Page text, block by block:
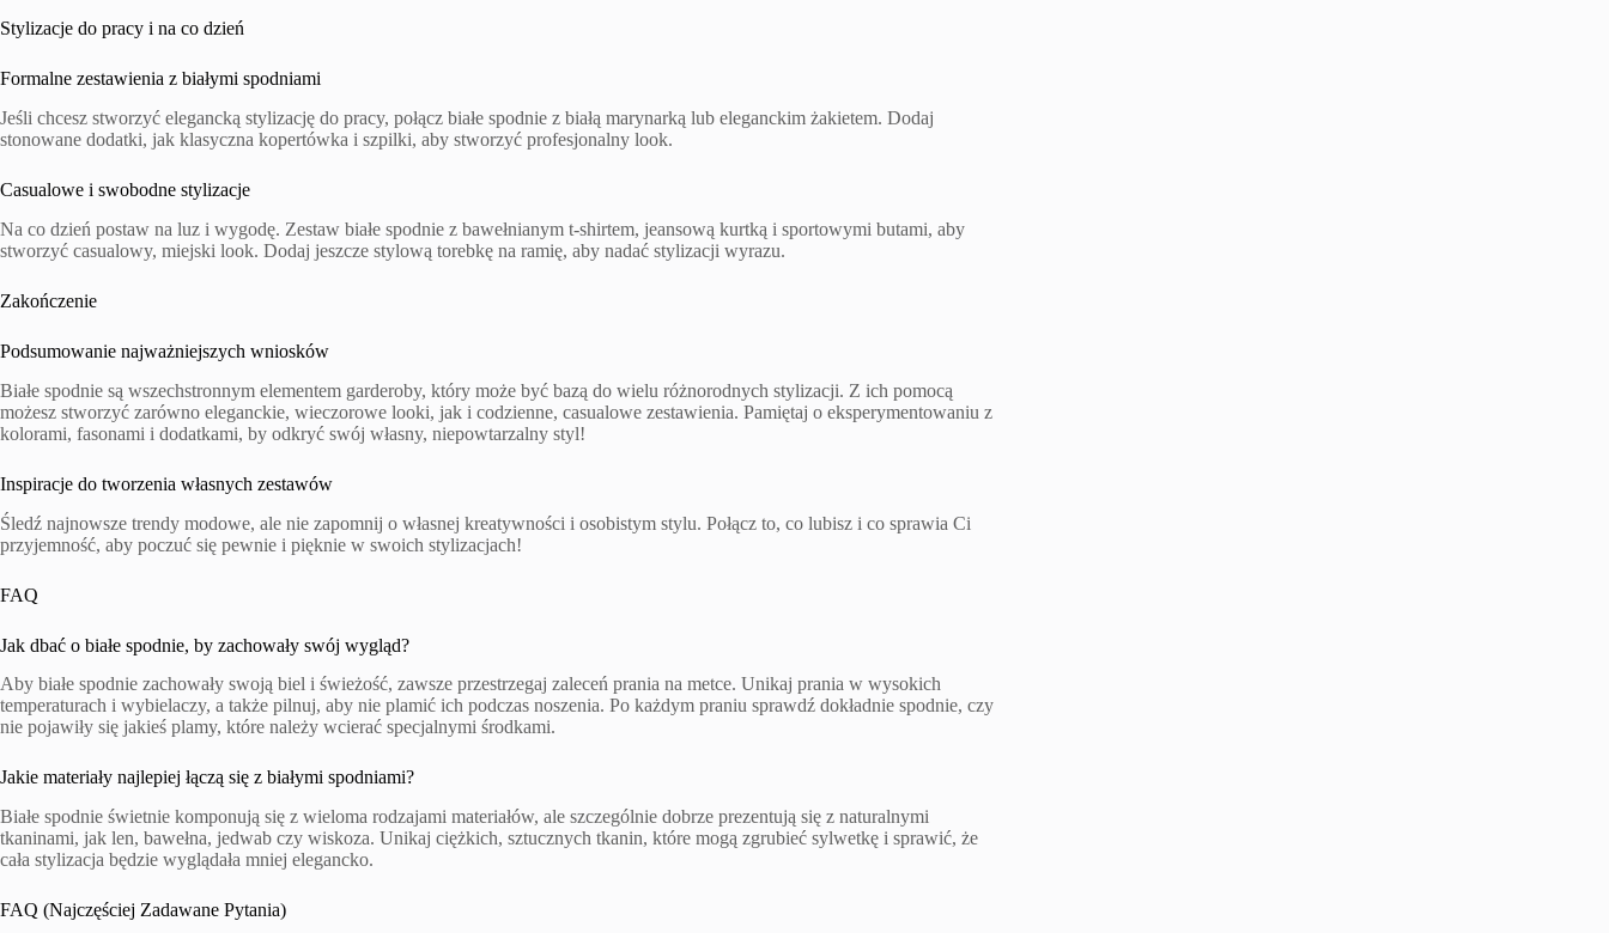
Stylizacje do pracy i na co dzień
Formalne zestawienia z białymi spodniami
Jeśli chcesz stworzyć elegancką stylizację do pracy, połącz białe spodnie z białą marynarką lub eleganckim żakietem. Dodaj
stonowane dodatki, jak klasyczna kopertówka i szpilki, aby stworzyć profesjonalny look.
Casualowe i swobodne stylizacje
Na co dzień postaw na luz i wygodę. Zestaw białe spodnie z bawełnianym t-shirtem, jeansową kurtką i sportowymi butami, aby
stworzyć casualowy, miejski look. Dodaj jeszcze stylową torebkę na ramię, aby nadać stylizacji wyrazu.
Zakończenie
Podsumowanie najważniejszych wniosków
Białe spodnie są wszechstronnym elementem garderoby, który może być bazą do wielu różnorodnych stylizacji. Z ich pomocą
możesz stworzyć zarówno eleganckie, wieczorowe looki, jak i codzienne, casualowe zestawienia. Pamiętaj o eksperymentowaniu z
kolorami, fasonami i dodatkami, by odkryć swój własny, niepowtarzalny styl!
Inspiracje do tworzenia własnych zestawów
Śledź najnowsze trendy modowe, ale nie zapomnij o własnej kreatywności i osobistym stylu. Połącz to, co lubisz i co sprawia Ci
przyjemność, aby poczuć się pewnie i pięknie w swoich stylizacjach!
FAQ
Jak dbać o białe spodnie, by zachowały swój wygląd?
Aby białe spodnie zachowały swoją biel i świeżość, zawsze przestrzegaj zaleceń prania na metce. Unikaj prania w wysokich
temperaturach i wybielaczy, a także pilnuj, aby nie plamić ich podczas noszenia. Po każdym praniu sprawdź dokładnie spodnie, czy
nie pojawiły się jakieś plamy, które należy wcierać specjalnymi środkami.
Jakie materiały najlepiej łączą się z białymi spodniami?
Białe spodnie świetnie komponują się z wieloma rodzajami materiałów, ale szczególnie dobrze prezentują się z naturalnymi
tkaninami, jak len, bawełna, jedwab czy wiskoza. Unikaj ciężkich, sztucznych tkanin, które mogą zgrubieć sylwetkę i sprawić, że
cała stylizacja będzie wyglądała mniej elegancko.
FAQ (Najczęściej Zadawane Pytania)